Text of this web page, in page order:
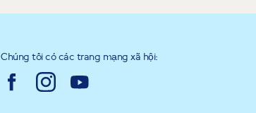
Chúng tôi có các trang mạng xã hội: